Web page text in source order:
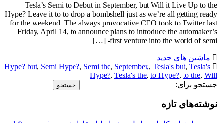
Tesla’s Semi to Debut in September, but Will it Live Up to the
Hype? Leave it to to drop a bombshell just as we’re all getting ready
for the weekend. The always provocative CEO took to Twitter last
Friday, April 14, to announce plans to introduce the automaker’s
first venture into the world of semi- […]
ماشین های جدید
Hype? but, Semi Hype?, Semi the, September,, Tesla's but, Tesla's
Hype?, Tesla's the, to Hype?, to the, Will
جستجو برای:
نوشته‌های تازه